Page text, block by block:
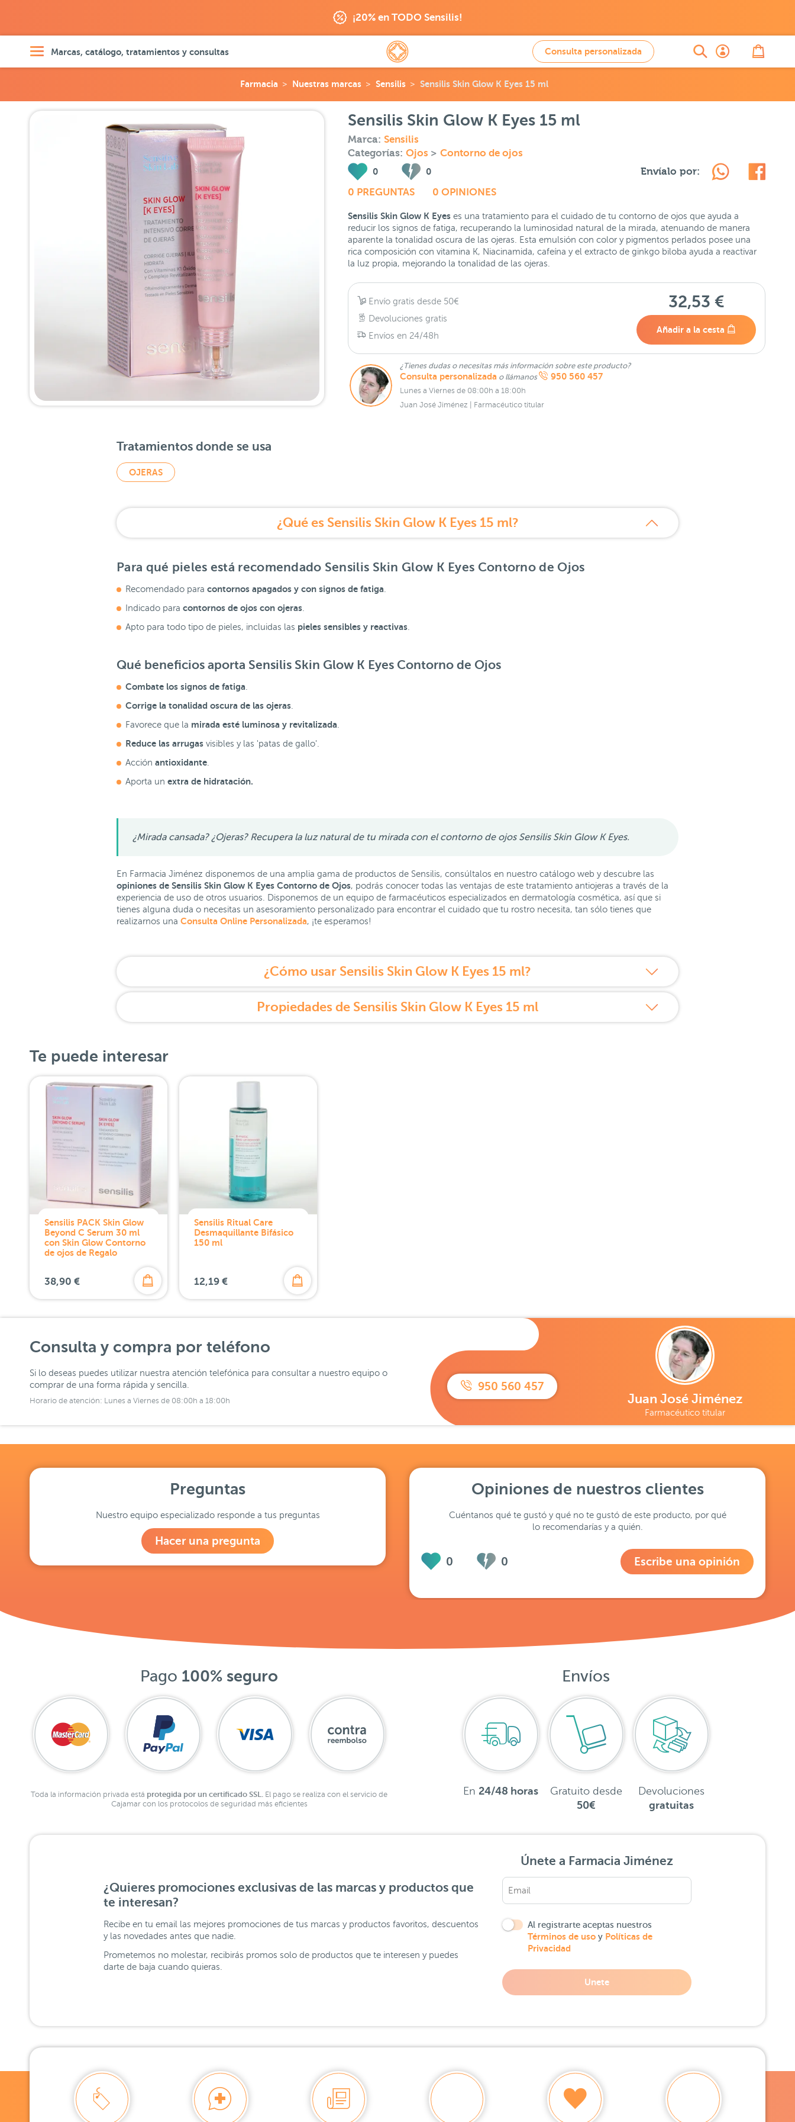
¡20% en TODO Sensilis!
Marcas, catálogo, tratamientos y consultas Consulta personalizada
Farmacia Nuestras marcas Sensilis Sensilis Skin Glow K Eyes 15 ml
Sensilis Skin Glow K Eyes 15 ml
Marca: Sensilis
Categorías: Ojos > Contorno de ojos
0 0
0 PREGUNTAS 0 OPINIONES
Envíalo por:
Sensilis Skin Glow K Eyes es una tratamiento para el cuidado de tu contorno de ojos que ayuda a
reducir los signos de fatiga, recuperando la luminosidad natural de la mirada, atenuando de manera
aparente la tonalidad oscura de las ojeras. Esta emulsión con color y pigmentos perlados posee una
rica composición con vitamina K, Niacinamida, cafeína y el extracto de ginkgo biloba ayuda a reactivar
la luz propia, mejorando la tonalidad de las ojeras.
Envío gratis desde 50€
Devoluciones gratis
Envíos en 24/48h
32,53 €
Añadir a la cesta
¿Tienes dudas o necesitas más información sobre este producto?
Consulta personalizada o llámanos 950 560 457
Lunes a Viernes de 08:00h a 18:00h
Juan José Jiménez | Farmacéutico titular
Tratamientos donde se usa
OJERAS
¿Qué es Sensilis Skin Glow K Eyes 15 ml?
Para qué pieles está recomendado Sensilis Skin Glow K Eyes Contorno de Ojos
Recomendado para contornos apagados y con signos de fatiga
Indicado para contornos de ojos con ojeras
Apto para todo tipo de pieles, incluidas las pieles sensibles y reactivas
Qué beneficios aporta Sensilis Skin Glow K Eyes Contorno de Ojos
Combate los signos de fatiga
Corrige la tonalidad oscura de las ojeras
Favorece que la mirada esté luminosa y revitalizada
Reduce las arrugas visibles y las 'patas de gallo'.
Acción antioxidante
Aporta un extra de hidratación.
¿Mirada cansada? ¿Ojeras? Recupera la luz natural de tu mirada con el contorno de ojos Sensilis Skin Glow K Eyes.
En Farmacia Jiménez disponemos de una amplia gama de productos de Sensilis, consúltalos en nuestro catálogo web y descubre las
opiniones de Sensilis Skin Glow K Eyes Contorno de Ojos, podrás conocer todas las ventajas de este tratamiento antiojeras a través de la
experiencia de uso de otros usuarios. Disponemos de un equipo de farmacéuticos especializados en dermatología cosmética, así que si
tienes alguna duda o necesitas un asesoramiento personalizado para encontrar el cuidado que tu rostro necesita, tan sólo tienes que
realizarnos una Consulta Online Personalizada, ¡te esperamos!
¿Cómo usar Sensilis Skin Glow K Eyes 15 ml?
Propiedades de Sensilis Skin Glow K Eyes 15 ml
Te puede interesar
Sensilis PACK Skin Glow
Beyond C Serum 30 ml
con Skin Glow Contorno
de ojos de Regalo
38,90 €
Sensilis Ritual Care
Desmaquillante Bifásico
150 ml
12,19 €
Consulta y compra por teléfono
Si lo deseas puedes utilizar nuestra atención telefónica para consultar a nuestro equipo o
comprar de una forma rápida y sencilla.
Horario de atención: Lunes a Viernes de 08:00h a 18:00h
950 560 457
Juan José Jiménez
Farmacéutico titular
Preguntas
Nuestro equipo especializado responde a tus preguntas
Hacer una pregunta
Opiniones de nuestros clientes
Cuéntanos qué te gustó y qué no te gustó de este producto, por qué
lo recomendarías y a quién.
0 0 Escribe una opinión
Pago 100% seguro
Toda la información privada está protegida por un certificado SSL.
El pago se realiza con el servicio de
Cajamar con los protocolos de seguridad más eficientes
Envíos
En 24/48 horas
Gratuito desde
50€
Devoluciones
gratuitas
¿Quieres promociones exclusivas de las marcas y productos que
te interesan?
Recibe en tu email las mejores promociones de tus marcas y productos favoritos, descuentos
y las novedades antes que nadie.
Prometemos no molestar, recibirás promos solo de productos que te interesen y puedes
darte de baja cuando quieras.
Únete a Farmacia Jiménez
Al registrarte aceptas nuestros
Términos de uso y Políticas de
Privacidad
Unete